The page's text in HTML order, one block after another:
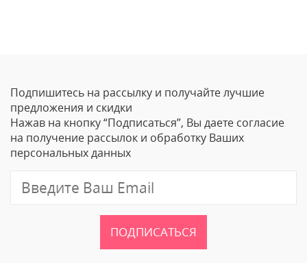
Ваше Имя
Email
Подпишитесь на рассылку и получайте лучшие
предложения и скидки
Нажав на кнопку “Подписаться”, Вы даете согласие
на получение рассылок и обработку Ваших
персональных данных
ПОДПИСАТЬСЯ